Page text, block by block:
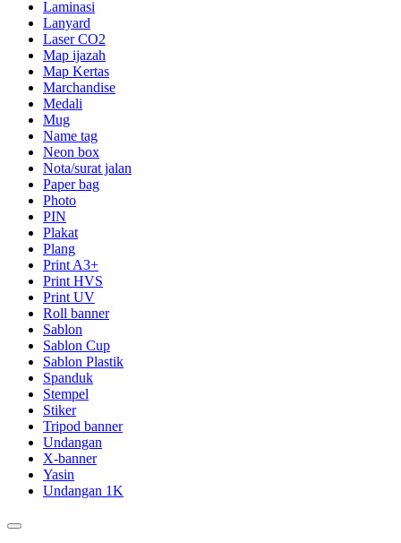
Laminasi
Lanyard
Laser CO2
Map ijazah
Map Kertas
Marchandise
Medali
Mug
Name tag
Neon box
Nota/surat jalan
Paper bag
Photo
PIN
Plakat
Plang
Print A3+
Print HVS
Print UV
Roll banner
Sablon
Sablon Cup
Sablon Plastik
Spanduk
Stempel
Stiker
Tripod banner
Undangan
X-banner
Yasin
Undangan 1K